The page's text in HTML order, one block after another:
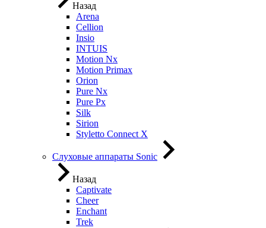
Назад
Arena
Cellion
Insio
INTUIS
Motion Nx
Motion Primax
Orion
Pure Nx
Pure Px
Silk
Sirion
Styletto Connect X
Слуховые аппараты Sonic
Назад
Captivate
Cheer
Enchant
Trek